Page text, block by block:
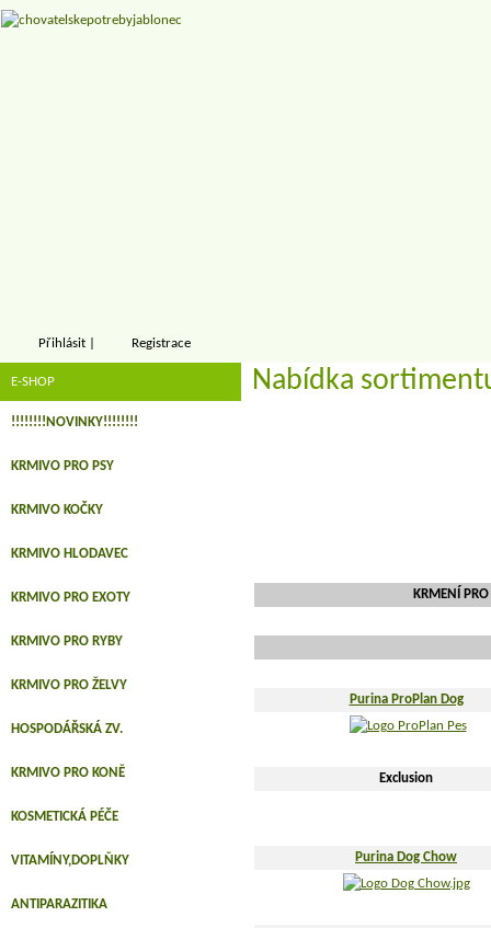
Přihlásit Registrace
Nabídka
KRMENÍ
Purina ProPlan Dog
Exclusion
Purina Dog Chow
E-SHOP
!!!!!!!!NOVINKY!!!!!!!!
KRMIVO PRO PSY
KRMIVO KOČKY
KRMIVO HLODAVEC
KRMIVO PRO EXOTY
KRMIVO PRO RYBY
KRMIVO PRO ŽELVY
HOSPODÁŘSKÁ ZV.
KRMIVO PRO KONĚ
KOSMETICKÁ PÉČE
VITAMÍNY,DOPLŇKY
ANTIPARAZITIKA